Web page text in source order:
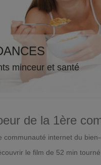
minceur et santé
de la 1ère
communauté internet du
le film de 52 min